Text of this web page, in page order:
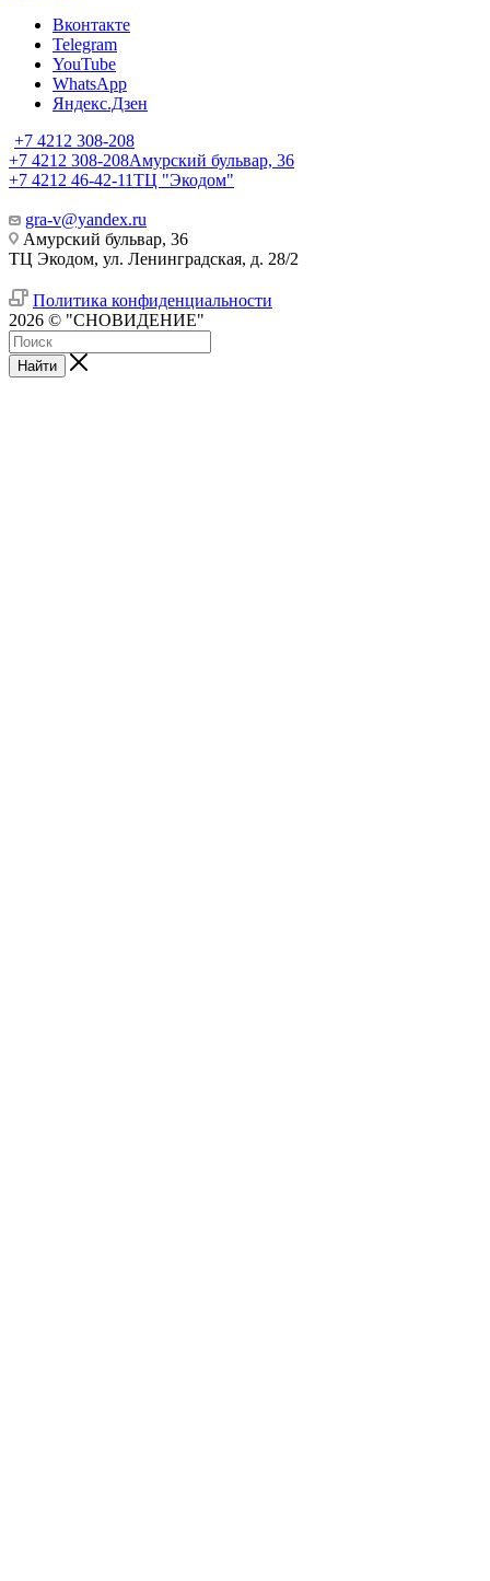
Вконтакте
Telegram
YouTube
WhatsApp
Яндекс.Дзен
+7 4212 308-208
+7 4212 308-208Амурский бульвар, 36
+7 4212 46-42-11ТЦ "Экодом"
gra-v@yandex.ru
Амурский бульвар, 36
ТЦ Экодом, ул. Ленинградская, д. 28/2
Политика конфиденциальности
2026 © "СНОВИДЕНИЕ"
Найти